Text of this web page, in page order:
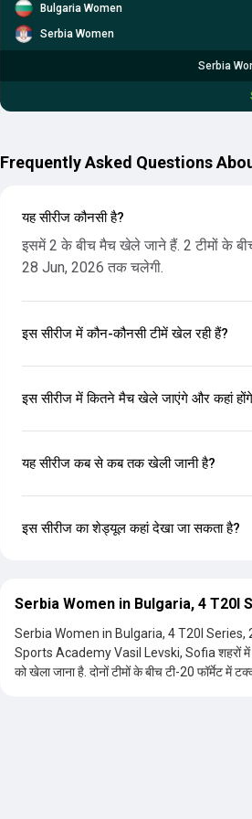
Bulgaria Women
Serbia Women
Serbia
Frequently Asked Questions
यह सीरीज कौनसी है?
इसमें 2 के बीच मैच खेले जाने हैं. 2 टीमों के
28 Jun, 2026 तक चलेगी.
इस सीरीज में कौन-कौनसी टीमें खेल रही हैं?
इस सीरीज में कितने मैच खेले जाएंगे और कहां
यह सीरीज कब से कब तक खेली जानी है?
इस सीरीज का शेड्यूल कहां देखा जा सकता है?
Serbia Women in Bulgaria, 4 T20I
Serbia Women in Bulgaria, 4 T20I Series,
Sports Academy Vasil Levski, Sofia शहरों में खेले जाएंगे. इसकी शुरुआत 26 Jun,
को खेला जाना है. दोनों टीमों के बीच टी-20 फॉर्मेट में
इस सीरीज से जुड़ी सारी जानकारी आपको यहां